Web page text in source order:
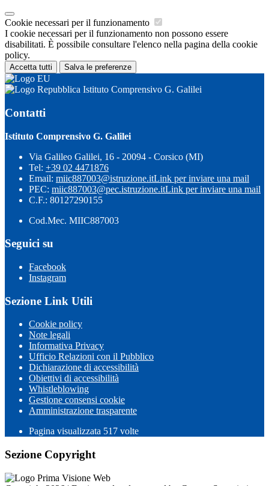
Cookie necessari per il funzionamento
I cookie necessari per il funzionamento non possono essere
disabilitati. È possibile consultare l'elenco nella pagina della cookie
policy.
Accetta tutti Salva le preferenze
Istituto Comprensivo G. Galilei
Contatti
Istituto Comprensivo G. Galilei
Via Galileo Galilei, 16 - 20094 - Corsico (MI)
Tel: +39 02 4471876
Email: miic887003@istruzione.itLink per inviare una mail
PEC: miic887003@pec.istruzione.itLink per inviare una mail
C.F.: 80127290155
Cod.Mec. MIIC887003
Seguici su
Facebook
Instagram
Sezione Link Utili
Cookie policy
Note legali
Informativa Privacy
Ufficio Relazioni con il Pubblico
Dichiarazione di accessibilità
Obiettivi di accessibilità
Whistleblowing
Gestione consensi cookie
Amministrazione trasparente
Pagina visualizzata 517 volte
Sezione Copyright